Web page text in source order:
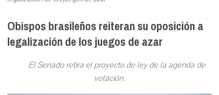
Obispos brasileños reiteran su oposición a
legalización de los juegos de azar
El Senado retira el proyecto de ley de la agenda de
votación.